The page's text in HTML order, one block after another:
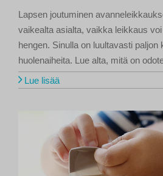
Lapsen joutuminen
vaikealta asialta, vaikka leikkaus
hengen. Sinulla on luultavasti
huolenaiheita. Lue alta, mitä on
Lue lisää